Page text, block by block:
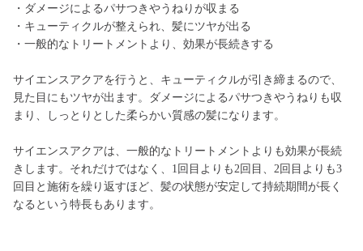
・ダメージによるパサつきやうねりが収まる
・キューティクルが整えられ、髪にツヤが出る
・一般的なトリートメントより、効果が長続きする
サイエンスアクアを行うと、キューティクルが引き締まるので、
見た目にもツヤが出ます。ダメージによるパサつきやうねりも収
まり、しっとりとした柔らかい質感の髪になります。
サイエンスアクアは、一般的なトリートメントよりも効果が長続
きします。それだけではなく、1回目よりも2回目、2回目よりも3
回目と施術を繰り返すほど、髪の状態が安定して持続期間が長く
なるという特長もあります。